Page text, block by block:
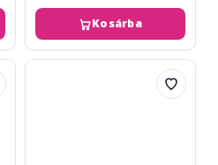
Kosárba
Boss